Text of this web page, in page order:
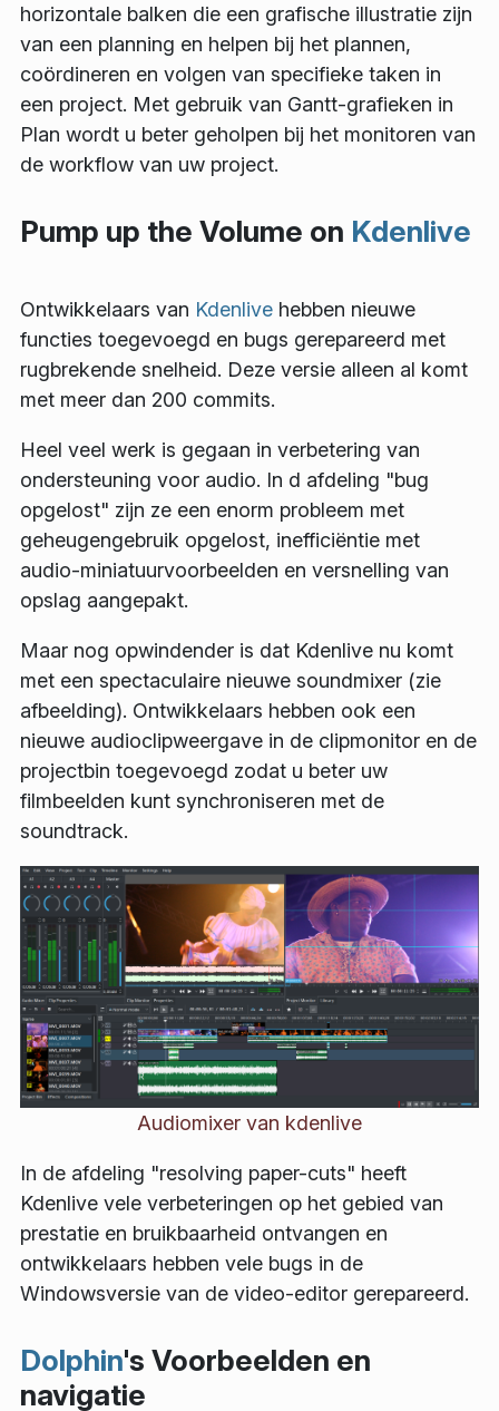
horizontale balken die een grafische illustratie zijn
van een planning en helpen bij het plannen,
coördineren en volgen van specifieke taken in
een project. Met gebruik van Gantt-grafieken in
Plan wordt u beter geholpen bij het monitoren van
de workflow van uw project.
Pump up the Volume on Kdenlive
Ontwikkelaars van Kdenlive hebben nieuwe
functies toegevoegd en bugs gerepareerd met
rugbrekende snelheid. Deze versie alleen al komt
met meer dan 200 commits.
Heel veel werk is gegaan in verbetering van
ondersteuning voor audio. In d afdeling "bug
opgelost" zijn ze een enorm probleem met
geheugengebruik opgelost, inefficiëntie met
audio-miniatuurvoorbeelden en versnelling van
opslag aangepakt.
Maar nog opwindender is dat Kdenlive nu komt
met een spectaculaire nieuwe soundmixer (zie
afbeelding). Ontwikkelaars hebben ook een
nieuwe audioclipweergave in de clipmonitor en de
projectbin toegevoegd zodat u beter uw
filmbeelden kunt synchroniseren met de
soundtrack.
Audiomixer van kdenlive
In de afdeling "resolving paper-cuts" heeft
Kdenlive vele verbeteringen op het gebied van
prestatie en bruikbaarheid ontvangen en
ontwikkelaars hebben vele bugs in de
Windowsversie van de video-editor gerepareerd.
Dolphin's Voorbeelden en
navigatie